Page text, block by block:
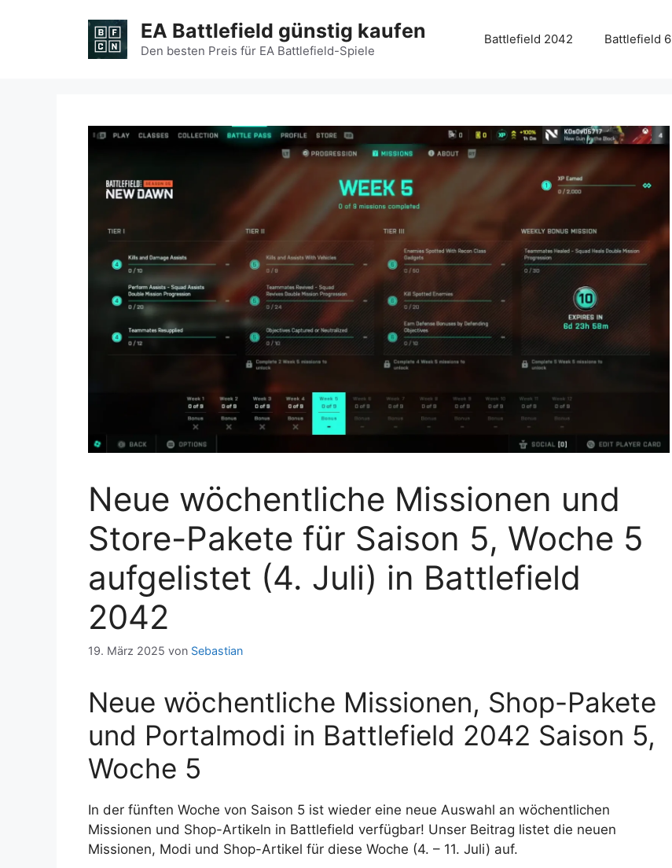
EA Battlefield günstig kaufen
Den besten Preis für EA Battlefield-Spiele
Battlefield 2042 Battlefield 6
Neue wöchentliche Missionen und
Store-Pakete für Saison 5, Woche 5
aufgelistet (4. Juli) in Battlefield
2042
19. März 2025 von Sebastian
Neue wöchentliche Missionen, Shop-Pakete
und Portalmodi in Battlefield 2042 Saison 5,
Woche 5
In der fünften Woche von Saison 5 ist wieder eine neue Auswahl an wöchentlichen
Missionen und Shop-Artikeln in Battlefield verfügbar! Unser Beitrag listet die neuen
Missionen, Modi und Shop-Artikel für diese Woche (4. – 11. Juli) auf.